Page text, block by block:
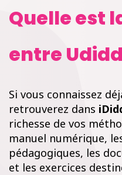
Quelle est
entre
Si vous connaissez
retrouverez dans
richesse de vos
manuel numérique,
pédagogiques, les
et les exercices